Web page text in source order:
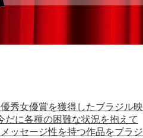
秀女優賞を獲得したブラジル映
だに各種の困難な状況を抱えて
ッセージ性を持つ作品をブラジ